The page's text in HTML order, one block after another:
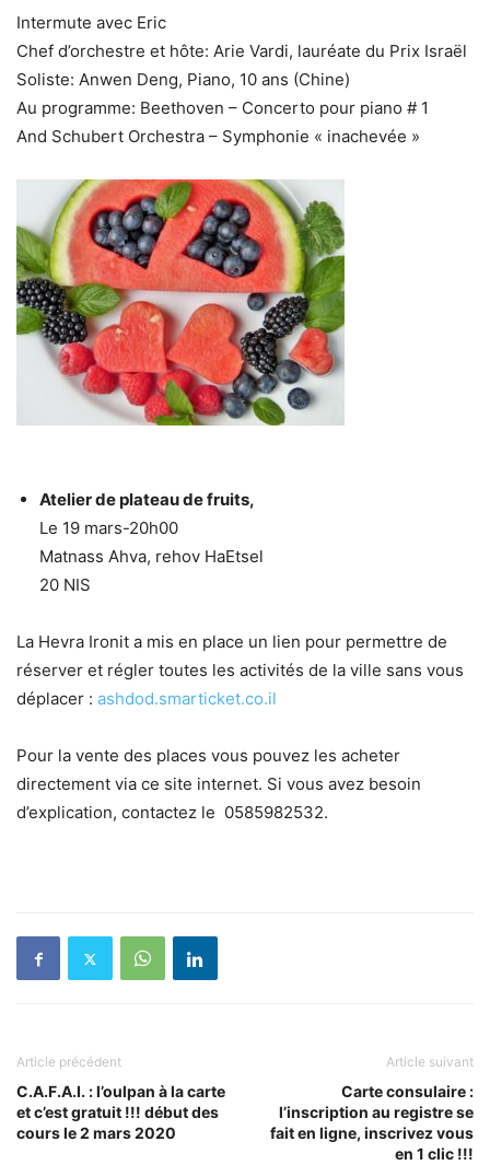
Intermute avec Eric
Chef d’orchestre et hôte: Arie Vardi, lauréate du Prix Israël
Soliste: Anwen Deng, Piano, 10 ans (Chine)
Au programme: Beethoven – Concerto pour piano # 1
And Schubert Orchestra – Symphonie « inachevée »
Atelier de plateau de fruits,
Le 19 mars-20h00
Matnass Ahva, rehov HaEtsel
20 NIS
La Hevra Ironit a mis en place un lien pour permettre de
réserver et régler toutes les activités de la ville sans vous
déplacer : ashdod.smarticket.co.il
Pour la vente des places vous pouvez les acheter
directement via ce site internet. Si vous avez besoin
d’explication, contactez le 0585982532.
Article précédent
C.A.F.A.I. : l’oulpan à la carte
et c’est gratuit !!! début des
cours le 2 mars 2020
Article suivant
Carte consulaire :
l’inscription au registre se
fait en ligne, inscrivez vous
en 1 clic !!!